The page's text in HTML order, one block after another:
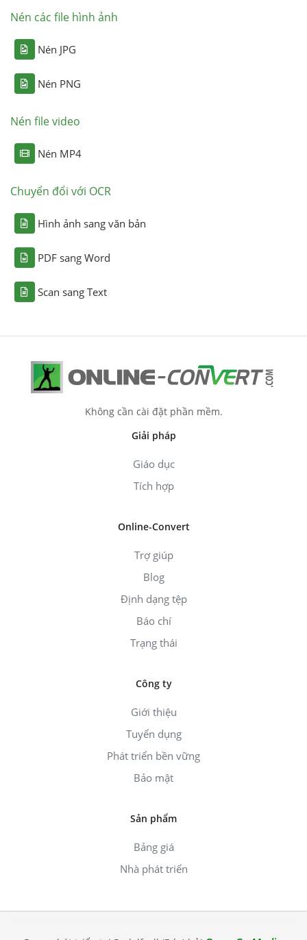
Nén các file hình ảnh
Nén JPG
Nén PNG
Nén file video
Nén MP4
Chuyển đổi với OCR
Hình ảnh sang văn bản
PDF sang Word
Scan sang Text
Không cần cài đặt phần mềm.
Giải pháp
Giáo dục
Tích hợp
Online-Convert
Trợ giúp
Blog
Định dạng tệp
Báo chí
Trạng thái
Công ty
Giới thiệu
Tuyển dụng
Phát triển bền vững
Bảo mật
Sản phẩm
Bảng giá
Nhà phát triển